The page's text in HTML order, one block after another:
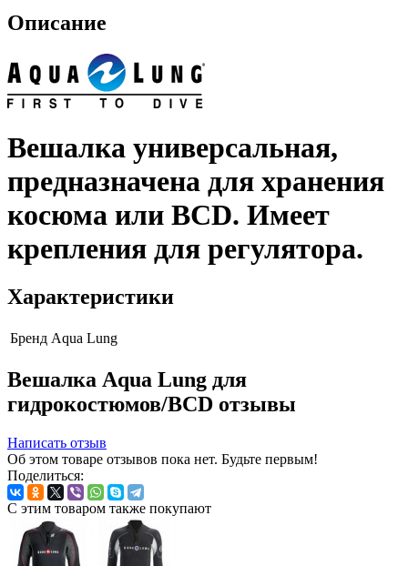
Описание
Вешалка универсальная,
предназначена для хранения
косюма или BCD. Имеет
крепления для регулятора.
Характеристики
Бренд Aqua Lung
Вешалка Aqua Lung для
гидрокостюмов/BCD отзывы
Написать отзыв
Об этом товаре отзывов пока нет. Будьте первым!
Поделиться:
С этим товаром также покупают